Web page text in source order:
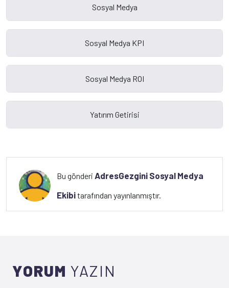
Bu gönderiAdresGezgini Sosyal Medya
Ekibitarafından yayınlanmıştır.
YORUM YAZIN